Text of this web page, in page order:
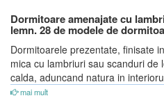
Dormitoare amenajate cu
lemn. 28 de modele de
Dormitoarele prezentate, finisate
mica cu lambriuri sau scanduri de
calda, aduncand natura in
mai mult